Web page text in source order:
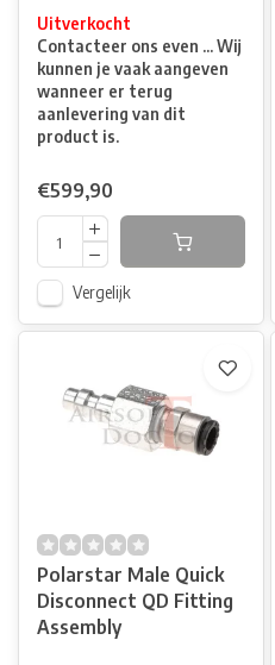
Uitverkocht
Contacteer ons even ... Wij
kunnen je vaak aangeven
wanneer er terug
aanlevering van dit
product is.
€599,90
Vergelijk
Polarstar Male Quick
Disconnect QD Fitting
Assembly